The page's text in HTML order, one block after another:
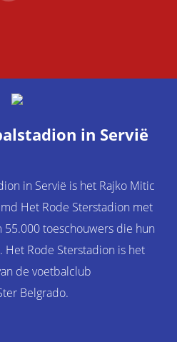
in Servië
in Servië is het Rajko Mitic
Het Rode Sterstadion met
toeschouwers die hun
Rode Sterstadion is het
de voetbalclub
Belgrado.